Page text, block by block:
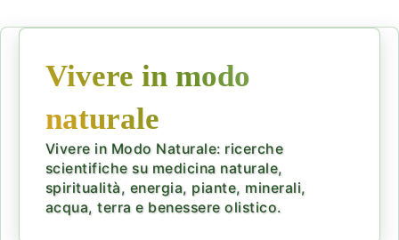
Vivere in modo
naturale
Vivere in Modo Naturale: ricerche
scientifiche su medicina naturale,
spiritualità, energia, piante, minerali,
acqua, terra e benessere olistico.